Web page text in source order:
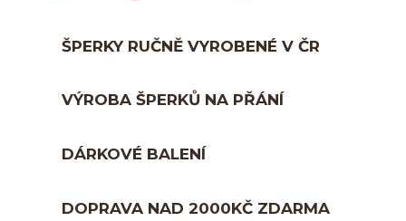
ŠPERKY RUČNĚ VYROBENÉ V ČR
VÝROBA ŠPERKŮ NA PŘÁNÍ
DÁRKOVÉ BALENÍ
DOPRAVA NAD 2000KČ ZDARMA